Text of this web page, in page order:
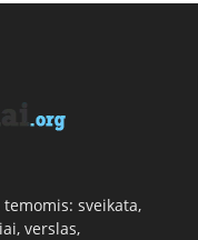
sveikata,
verslas,